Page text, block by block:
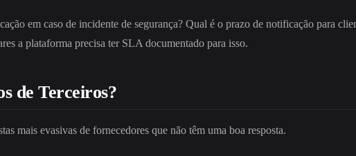
em caso de incidente de segurança? Qual é o prazo de notificação para
a plataforma precisa ter SLA documentado para isso.
de Terceiros?
mais evasivas de fornecedores que não têm uma boa resposta.